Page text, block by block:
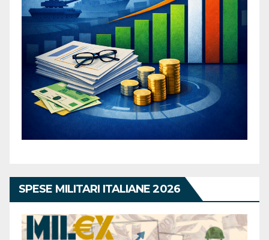
SPESE MILITARI ITALIANE 2026